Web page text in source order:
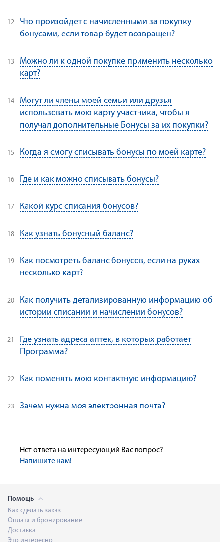
Что произойдет с начисленными за покупку
бонусами, если товар будет возвращен?
Можно ли к одной покупке применить несколько
карт?
Могут ли члены моей семьи или друзья
использовать мою карту участника, чтобы я
получал дополнительные Бонусы за их покупки?
Когда я смогу списывать бонусы по моей карте?
Где и как можно списывать бонусы?
Какой курс списания бонусов?
Как узнать бонусный баланс?
Как посмотреть баланс бонусов, если на руках
несколько карт?
Как получить детализированную информацию об
истории списании и начислении бонусов?
Где узнать адреса аптек, в которых работает
Программа?
Как поменять мою контактную информацию?
Зачем нужна моя электронная почта?
Нет ответа на интересующий Вас вопрос?
Напишите нам!
Помощь
Как сделать заказ
Оплата и бронирование
Доставка
Это интересно